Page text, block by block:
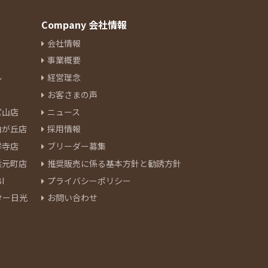
店
丘店
店
町店
日光
Company 会社情報
会社情報
事業概要
経営理念
お客さまの声
ニュース
採用情報
ブリーダー募集
推奨販売に係る基本方針と勧誘方針
プライバシーポリシー
お問い合わせ